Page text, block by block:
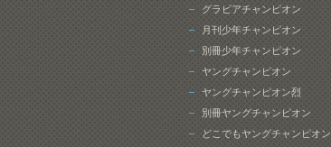
グラビアチャンピオン
月刊少年チャンピオン
別冊少年チャンピオン
ヤングチャンピオン
ヤングチャンピオン烈
別冊ヤングチャンピオン
どこでもヤングチャンピオン